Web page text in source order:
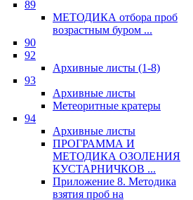
89
МЕТОДИКА отбора проб
возрастным буром ...
90
92
Архивные листы (1-8)
93
Архивные листы
Метеоритные кратеры
94
Архивные листы
ПРОГРАММА И
МЕТОДИКА ОЗОЛЕНИЯ
КУСТАРНИЧКОВ ...
Приложение 8. Методика
взятия проб на